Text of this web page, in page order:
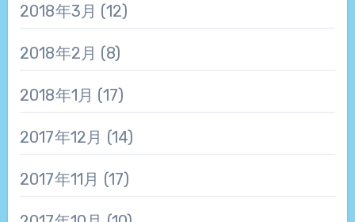
2018年3月 (12)
2018年2月 (8)
2018年1月 (17)
2017年12月 (14)
2017年11月 (17)